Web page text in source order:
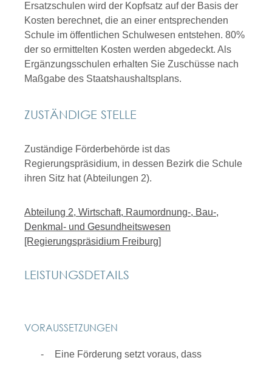
Ersatzschulen wird der Kopfsatz auf der Basis der
Kosten berechnet, die an einer entsprechenden
Schule im öffentlichen Schulwesen entstehen. 80%
der so ermittelten Kosten werden abgedeckt. Als
Ergänzungsschulen erhalten Sie Zuschüsse nach
Maßgabe des Staatshaushaltsplans.
ZUSTÄNDIGE STELLE
Zuständige Förderbehörde ist das
Regierungspräsidium, in dessen Bezirk die Schule
ihren Sitz hat (Abteilungen 2).
Abteilung 2, Wirtschaft, Raumordnung-, Bau-,
Denkmal- und Gesundheitswesen
[Regierungspräsidium Freiburg]
LEISTUNGSDETAILS
VORAUSSETZUNGEN
Eine Förderung setzt voraus, dass